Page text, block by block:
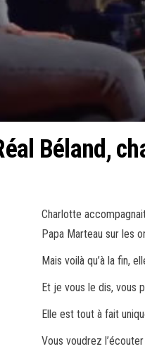
Béland,
Charlotte
Papa Marteau sur les
Mais voilà qu’à la fin,
Et je vous le dis, vous
Elle est tout à fait
Vous voudrez